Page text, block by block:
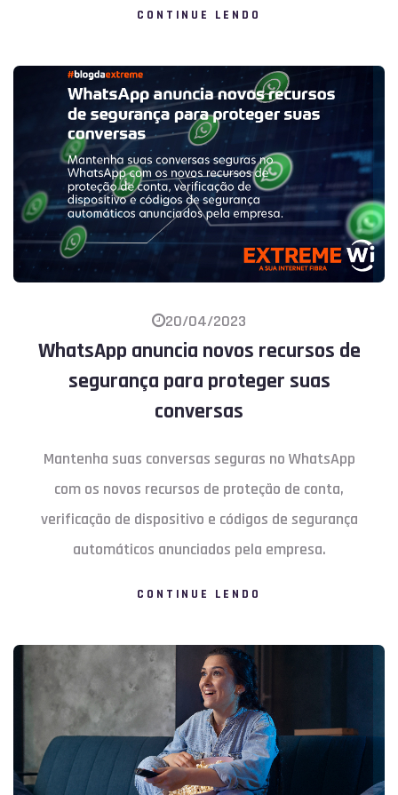
CONTINUE LENDO
20/04/2023
WhatsApp anuncia novos recursos de
segurança para proteger suas
conversas
Mantenha suas conversas seguras no WhatsApp
com os novos recursos de proteção de conta,
verificação de dispositivo e códigos de segurança
automáticos anunciados pela empresa.
CONTINUE LENDO